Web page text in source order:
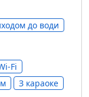
до води
Fi
З караоке